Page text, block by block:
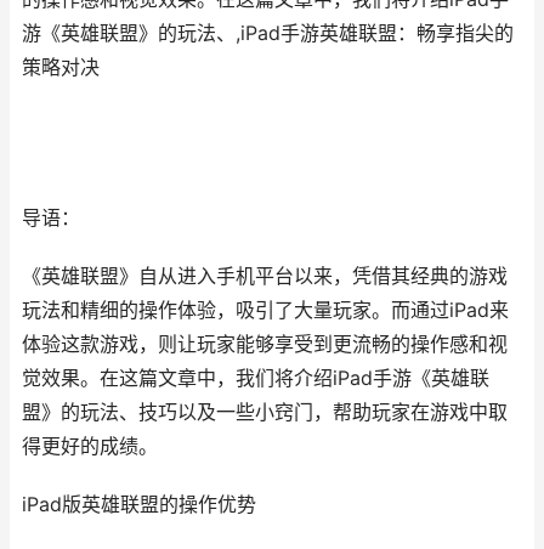
游《英雄联盟》的玩法、,iPad手游英雄联盟：畅享指尖的
策略对决
导语：
《英雄联盟》自从进入手机平台以来，凭借其经典的游戏
玩法和精细的操作体验，吸引了大量玩家。而通过iPad来
体验这款游戏，则让玩家能够享受到更流畅的操作感和视
觉效果。在这篇文章中，我们将介绍iPad手游《英雄联
盟》的玩法、技巧以及一些小窍门，帮助玩家在游戏中取
得更好的成绩。
iPad版英雄联盟的操作优势